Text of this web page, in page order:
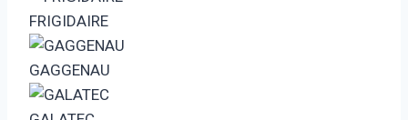
FRIGIDAIRE
GAGGENAU